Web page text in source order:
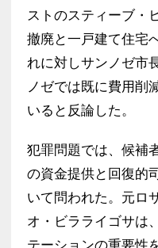
ストのスティーブ・
撤廃と一戸建て住宅
れに対しサンノゼ市
ノゼでは既に費用削
いると反論した。
犯罪問題では、候補
の資金提供と回復的
いて問われた。元ロ
オ・ビラライゴサは